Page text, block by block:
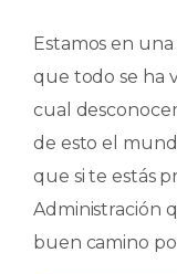
Estamos en
que todo se ha
cual
de esto el
que si te estás
Administración
buen camino